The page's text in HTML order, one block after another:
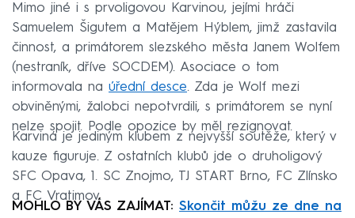
Mimo jiné i s prvoligovou Karvinou, jejími hráči
Samuelem Šigutem a Matějem Hýblem, jimž zastavila
činnost, a primátorem slezského města Janem Wolfem
(nestraník, dříve SOCDEM). Asociace o tom
informovala na úřední desce. Zda je Wolf mezi
obviněnými, žalobci nepotvrdili, s primátorem se nyní
nelze spojit. Podle opozice by měl rezignovat.
Karviná je jediným klubem z nejvyšší soutěže, který v
kauze figuruje. Z ostatních klubů jde o druholigový
SFC Opava, 1. SC Znojmo, TJ START Brno, FC Zlínsko
a FC Vratimov.
MOHLO BY VÁS ZAJÍMAT: Skončit můžu ze dne na